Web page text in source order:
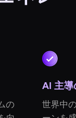
の
AI 主導
世界中